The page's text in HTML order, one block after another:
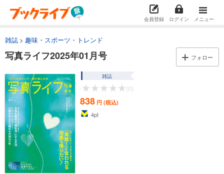
会員登録 ログイン メニュー
雑誌 趣味・スポーツ・トレンド
写真ライフ2025年01月号 フォロー
雑誌
- (0)
838 円 (税込)
4pt